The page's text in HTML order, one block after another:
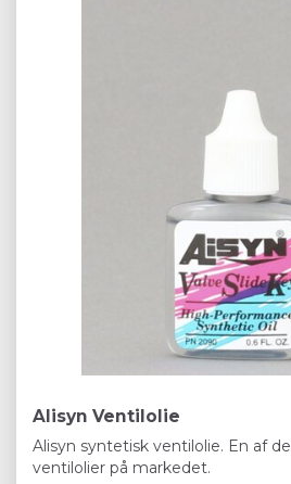
Alisyn Ventilolie
Alisyn syntetisk ventilolie. En af
ventilolier på markedet.